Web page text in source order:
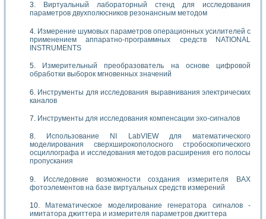
Виртуальный лабораторный стенд для исследования
параметров двухполюсников резонансным методом
Измерение шумовых параметров операционных усилителей с
применением аппаратно-программных средств NATIONAL
INSTRUMENTS
Измерительный преобразователь на основе цифровой
обработки выборок мгновенных значений
Инструменты для исследования выравнивания электрических
каналов
Инструменты для исследования компенсации эхо-сигналов
Использование NI LabVIEW для математического
моделирования сверхширокополосного стробоскопического
осциллографа и исследования методов расширения его полосы
пропускания
Исследовние возможности создания измерителя ВАХ
фотоэлементов на базе виртуальных средств измерений
Математическое моделирование генератора сигналов -
имитатора джиттера и измерителя параметров джиттера